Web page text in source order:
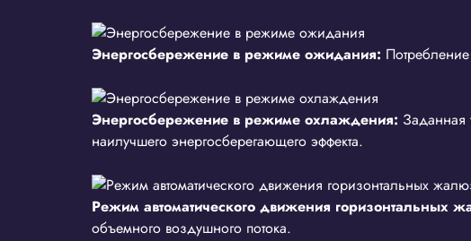
Энергосбережение в режиме ожидания:
Энергосбережение в режиме охлаждения: Заданная
наилучшего энергосберегающего эффекта.
Режим автоматического движения горизонтальных
объемного воздушного потока.